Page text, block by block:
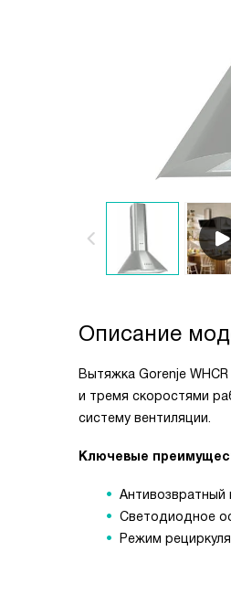
Описание
Вытяжка Gorenje
и тремя скоростями
систему вентиляции.
Ключевые
Антивозвратный
Светодиодное
Режим